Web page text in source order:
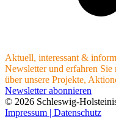
Aktuell, interessant &
Newsletter und erfahren Sie
über unsere Projekte,
Newsletter abonnieren
© 2026 Schleswig-
Impressum | Datenschutz